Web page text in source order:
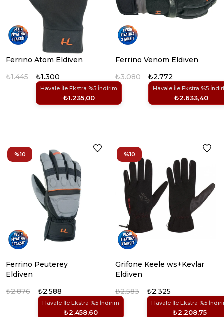
Ferrino Atom Eldiven
₺1.300
Havale İle Ekstra %5 İndirim
₺1.235,00
₺1.445
Ferrino Venom Eldiven
₺2.772
Havale İle Ekstra %5
₺2.633,40
₺3.080
Ferrino Peuterey
Eldiven
₺2.588
Havale İle Ekstra %5 İndirim
₺2.458,60
₺2.876
%10
Grifone Keele ws+Kevlar
Eldiven
₺2.325
Havale İle Ekstra %5
₺2.208,75
₺2.583
%10